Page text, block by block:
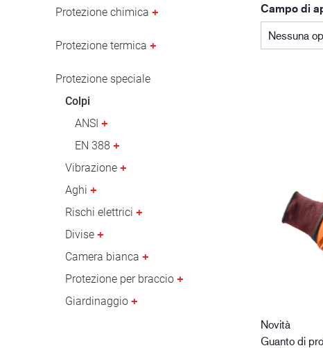
Industria petrolifera
Protezione chimica
Protezione termica
Protezione speciale
Colpi
ANSI
EN 388
Vibrazione
Aghi
Rischi elettrici
Divise
Camera bianca
Protezione per braccio
Giardinaggio
Campo di
Nessuna
Novità
Guanto di